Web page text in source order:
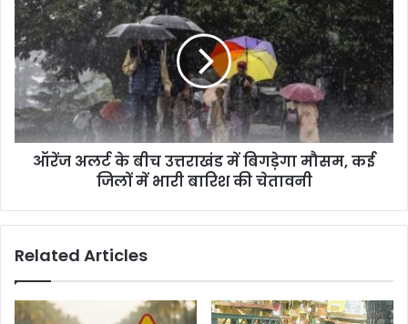
ऑरेंज अलर्ट के बीच उत्तराखंड में बिगड़ेगा मौसम, कई
जिलों में भारी बारिश की चेतावनी
Related Articles